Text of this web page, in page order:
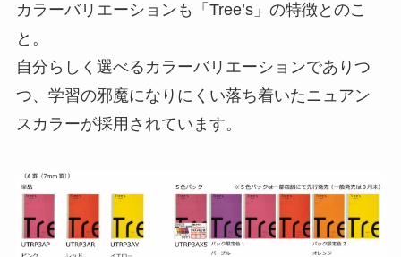
カラーバリエーションも「Tree’s」の特徴とのこ
と。
自分らしく選べるカラーバリエーションでありつ
つ、学習の邪魔になりにくい落ち着いたニュアン
スカラーが採用されています。